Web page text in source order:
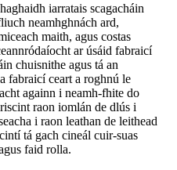
iarratais scagacháin
neamhghnách ard,
maith, agus costas
ar úsáid fabraicí
chuisnithe agus tá an
fabraicí ceart a roghnú le
againn i neamh-fhite do
raon iomlán de dlús i
i raon leathan de leithead
tá gach cineál cuir-suas
faid rolla.